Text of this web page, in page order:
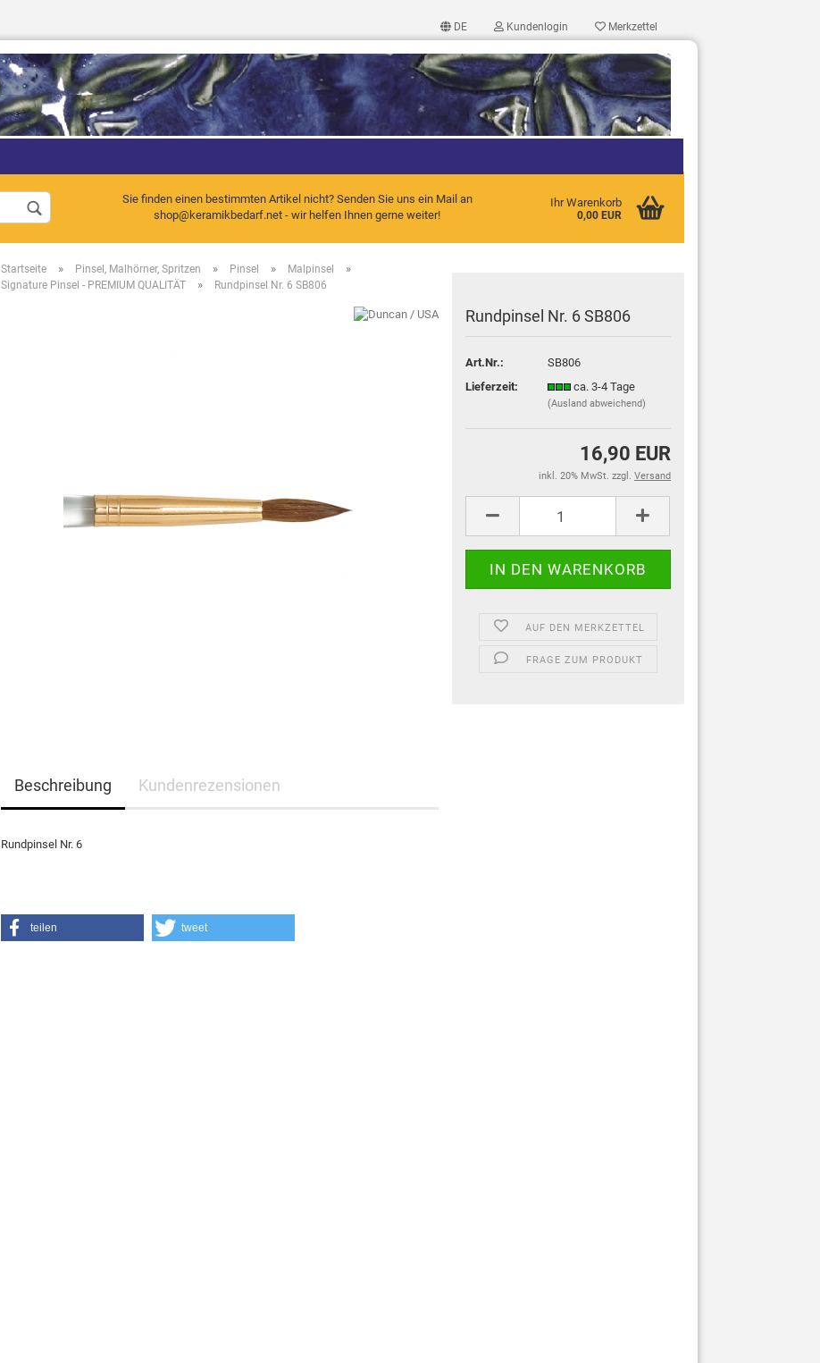
DE
Sprache auswählen
Kundenlogin
Konto erstellen
Merkzettel
Sie finden einen bestimmten Artikel nicht? Senden Sie uns ein Mail an
shop@keramikbedarf.net - wir helfen Ihnen gerne weiter!
Ihr Warenkorb
0,00 EUR
Startseite » Pinsel, Malhörner, Spritzen » Pinsel » Malpinsel »
Signature Pinsel - PREMIUM QUALITÄT » Rundpinsel Nr. 6 SB806
Rundpinsel Nr. 6 SB806
Art.Nr.:
SB806
Lieferzeit:
ca. 3-4 Tage
(Ausland abweichend)
16,90 EUR
inkl. 20% MwSt. zzgl. Versand
AUF DEN MERKZETTEL
FRAGE ZUM PRODUKT
Beschreibung Kundenrezensionen
Rundpinsel Nr. 6
teilen tweet